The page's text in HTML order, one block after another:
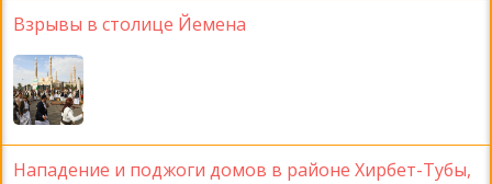
Взрывы в столице Йемена
Нападение и поджоги домов в районе Хирбет-Тубы,